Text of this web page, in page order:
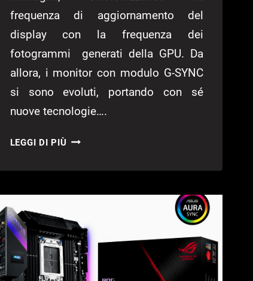
frequenza di aggiornamento del
display con la frequenza dei
fotogrammi generati della GPU. Da
allora, i monitor con modulo G-SYNC
si sono evoluti, portando con sé
nuove tecnologie….
LEGGI DI PIÙ CES
NVIDIA
G-
SYNC
DA
360HZ